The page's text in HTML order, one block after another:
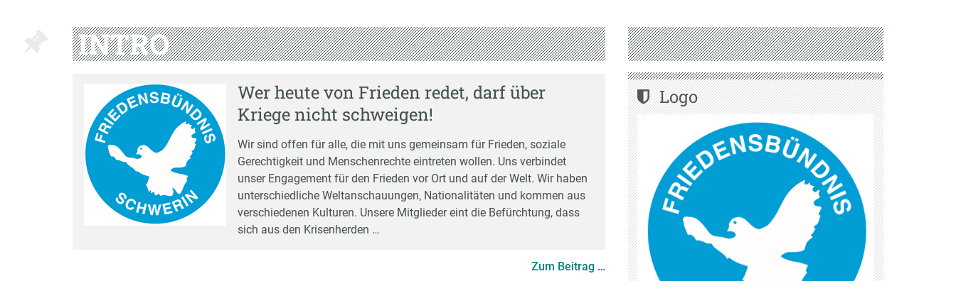
INTRO
Wer heute von Frieden redet, darf über
Kriege nicht schweigen!
Wir sind offen für alle, die mit uns gemeinsam für Frieden, soziale
Gerechtigkeit und Menschenrechte eintreten wollen. Uns verbindet
unser Engagement für den Frieden vor Ort und auf der Welt. Wir haben
unterschiedliche Weltanschauungen, Nationalitäten und kommen aus
verschiedenen Kulturen. Unsere Mitglieder eint die Befürchtung, dass
sich aus den Krisenherden …
Zum Beitrag …
Logo